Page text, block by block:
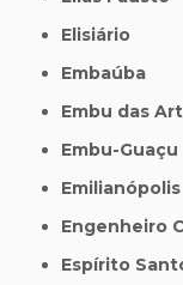
Elisiário
Embaúba
Embu das
Embu-Guaçu
Emilianópolis
Engenheiro
Espírito